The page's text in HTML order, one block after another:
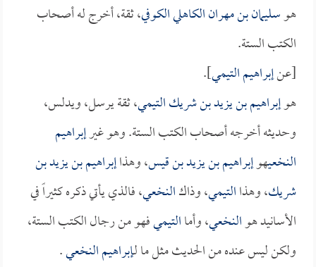
هوسليمان بن مهران الكاهلي الكوفي، ثقة، أخرج له أصحاب
الكتب الستة.
[عنإبراهيم التيمي].
هوإبراهيم بن يزيد بن شريك التيمي، ثقة يرسل، ويدلس،
وحديثه أخرجه أصحاب الكتب الستة. وهو غيرإبراهيم
النخعيهوإبراهيم بن يزيد بن قيس، وهذاإبراهيم بن يزيد بن
شريك، وهذاالتيمي، وذاكالنخعي، فالذي يأتي ذكره كثيراً في
الأسانيد هوالنخعي، وأماالتيميفهو من رجال الكتب الستة،
ولكن ليس عنده من الحديث مثل ما لـإبراهيم النخعي.